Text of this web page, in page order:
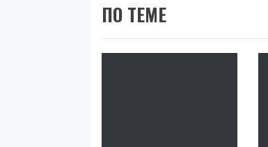
ПО ТЕМЕ